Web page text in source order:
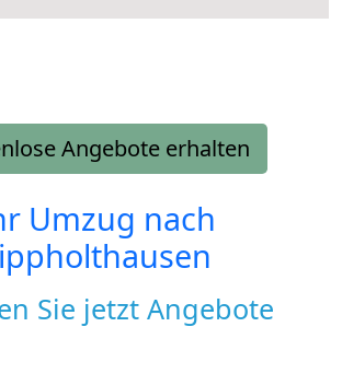
Angebote erhalten
Umzug nach
Sie jetzt Angebote